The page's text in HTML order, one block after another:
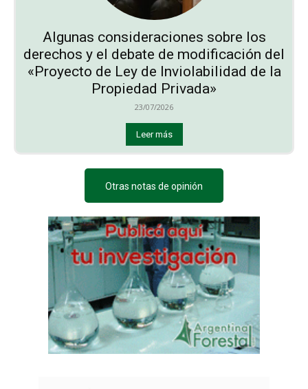
Algunas consideraciones sobre los
derechos y el debate de modificación del
«Proyecto de Ley de Inviolabilidad de la
Propiedad Privada»
23/07/2026
Leer más
Otras notas de opinión